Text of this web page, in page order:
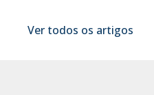
Ver todos os artigos